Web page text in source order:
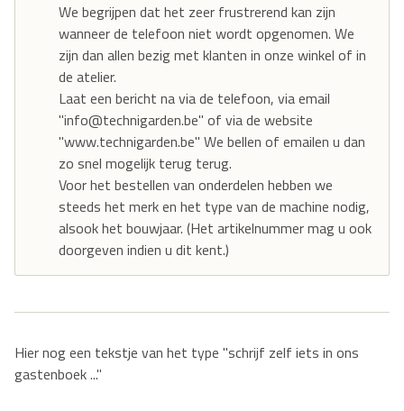
We begrijpen dat het zeer frustrerend kan zijn
wanneer de telefoon niet wordt opgenomen. We
zijn dan allen bezig met klanten in onze winkel of in
de atelier.
Laat een bericht na via de telefoon, via email
"info@technigarden.be" of via de website
"www.technigarden.be" We bellen of emailen u dan
zo snel mogelijk terug terug.
Voor het bestellen van onderdelen hebben we
steeds het merk en het type van de machine nodig,
alsook het bouwjaar. (Het artikelnummer mag u ook
doorgeven indien u dit kent.)
Hier nog een tekstje van het type "schrijf zelf iets in ons
gastenboek ..."